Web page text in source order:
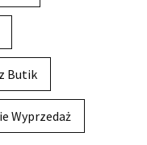
Butik
Wyprzedaż